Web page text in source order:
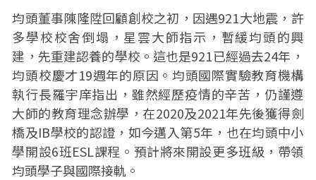
均頭董事陳隆陞回顧創校之初，因遇921大地震，許
多學校校舍倒塌，星雲大師指示，暫緩均頭的興
建，先重建認養的學校。這也是921已經過去24年，
均頭校慶才19週年的原因。均頭國際實驗教育機構
執行長羅宇庠指出，雖然經歷疫情的辛苦，仍謹遵
大師的教育理念辦學，在2020及2021年先後獲得劍
橋及IB學校的認證，如今邁入第5年，也在均頭中小
學開設6班ESL課程。預計將來開設更多班級，帶領
均頭學子與國際接軌。